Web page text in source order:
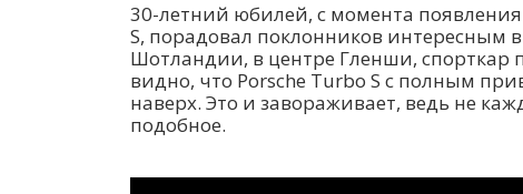
30-летний юбилей, с момента
S, порадовал поклонников интересным
Шотландии, в центре Гленши, спорткар
видно, что Porsche Turbo S с полным
наверх. Это и завораживает, ведь не
подобное.